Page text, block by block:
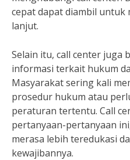
cepat dapat diambil untuk
lanjut.
Selain itu, call center juga
informasi terkait hukum
Masyarakat sering kali
prosedur hukum atau
peraturan tertentu. Call
pertanyaan-pertanyaan
merasa lebih teredukasi
kewajibannya.